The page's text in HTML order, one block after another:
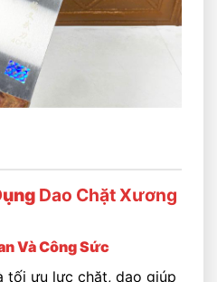
Dao Chặt Xương
Và Công Sức
tối ưu lực chặt, dao giúp